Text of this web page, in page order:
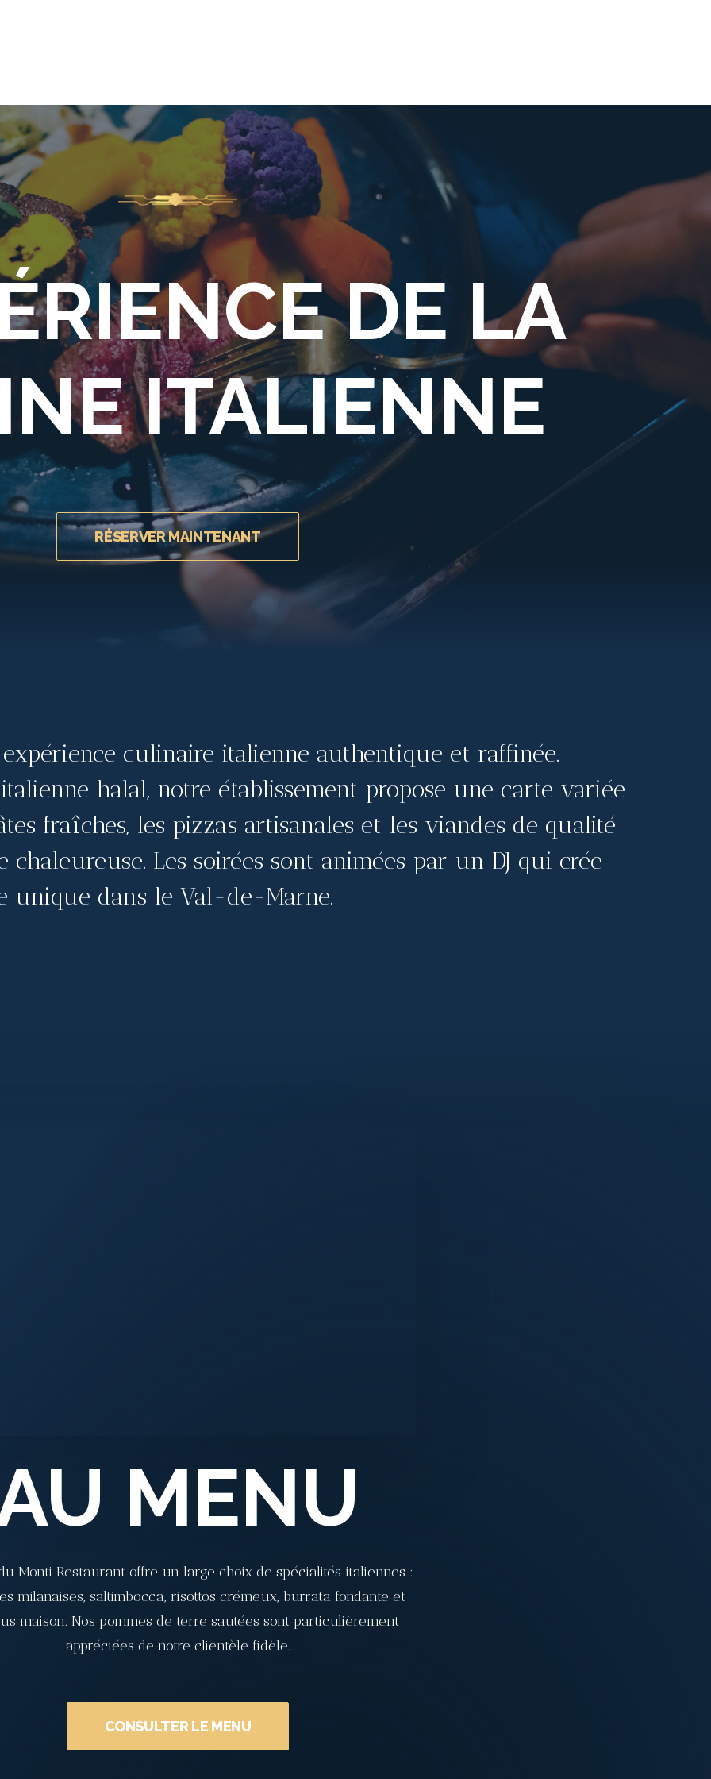
DE LA
ITALIENNE
RÉSERVER MAINTENANT
culinaire italienne authentique et raffinée.
halal, notre établissement propose une carte variée
fraîches, les pizzas artisanales et les viandes de qualité
Les soirées sont animées par un DJ qui crée
unique dans le Val-de-Marne.
MENU
Monti Restaurant offre un large choix de spécialités italiennes :
milanaises, saltimbocca, risottos crémeux, burrata fondante et
maison. Nos pommes de terre sautées sont particulièrement
appréciées de notre clientèle fidèle.
CONSULTER LE MENU